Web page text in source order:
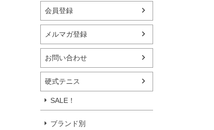
会員登録
メルマガ登録
お問い合わせ
硬式テニス
SALE！
ブランド別